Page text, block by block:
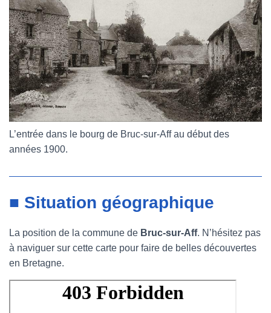
L’entrée dans le bourg de Bruc-sur-Aff au début des
années 1900.
■ Situation géographique
La position de la commune de Bruc-sur-Aff. N’hésitez pas
à naviguer sur cette carte pour faire de belles découvertes
en Bretagne.